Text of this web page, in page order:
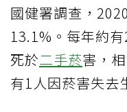
國健署調查，
13.1%。每年約
死於二手菸害，
有1人因菸害失去